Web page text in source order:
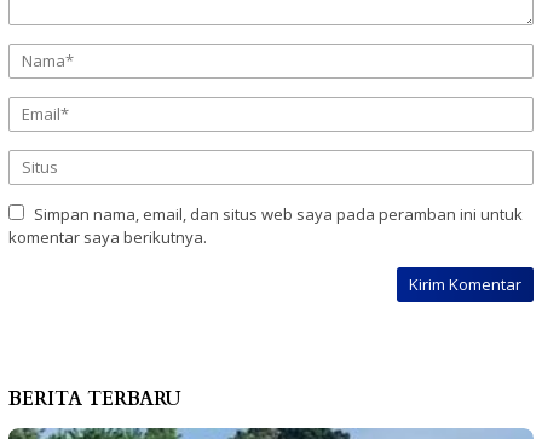
Simpan nama, email, dan situs web saya pada peramban ini untuk
komentar saya berikutnya.
BERITA TERBARU